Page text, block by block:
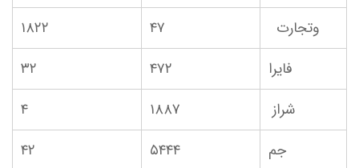
وتجارت
۴۷
۱۸۲۲
فایرا
۴۷۲
۳۲
شراز
۱۸۸۷
۴
جم
۵۴۴۴
۴۲